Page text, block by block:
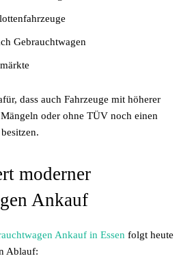
Gebrauchtwagen
dass auch Fahrzeuge mit höherer
oder ohne TÜV noch einen
moderner
Ankauf
Ankauf in Essen folgt heute
Ablauf: